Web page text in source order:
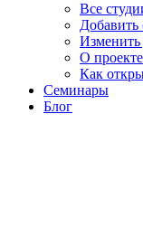
Все
Добавить
Изменить
О проекте
Как
Семинары
Блог